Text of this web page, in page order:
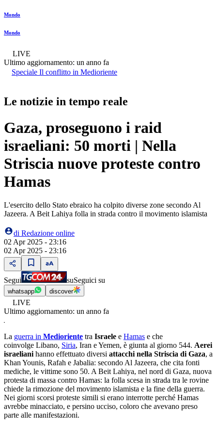
Mondo
Mondo
LIVE
Ultimo aggiornamento: un anno fa
Speciale Il conflitto in Medioriente
Le notizie in tempo reale
Gaza, proseguono i raid
israeliani: 50 morti | Nella
Striscia nuove proteste contro
Hamas
L'esercito dello Stato ebraico ha colpito diverse zone secondo Al
Jazeera. A Beit Lahiya folla in strada contro il movimento islamista
di Redazione online
02 Apr 2025 - 23:16
02 Apr 2025 - 23:16
Segui suSeguici su
whatsapp discover
LIVE
Ultimo aggiornamento: un anno fa
La guerra in Medioriente tra Israele e Hamas e che
coinvolge Libano, Siria, Iran e Yemen, è giunta al giorno 544. Aerei
israeliani hanno effettuato diversi attacchi nella Striscia di Gaza, a
Khan Younis, Rafah e Jabalia: secondo Al Jazeera, che cita fonti
mediche, le vittime sono 50. A Beit Lahiya, nel nord di Gaza, nuova
protesta di massa contro Hamas: la folla scesa in strada tra le rovine
chiede la rimozione del movimento islamista e la fine della guerra.
Nei giorni scorsi proteste simili si erano interrotte perché Hamas
avrebbe minacciato, e persino ucciso, coloro che avevano preso
parte alle manifestazioni.